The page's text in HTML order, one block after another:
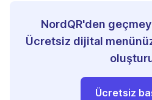
NordQR'den
Ücretsiz dijital
Ücretsiz